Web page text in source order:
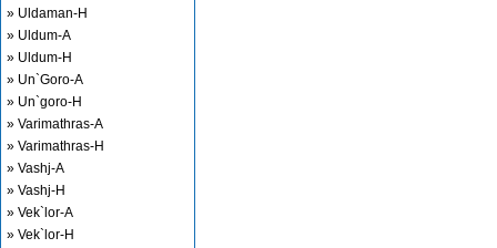
» Uldaman-H
» Uldum-A
» Uldum-H
» Un`Goro-A
» Un`goro-H
» Varimathras-A
» Varimathras-H
» Vashj-A
» Vashj-H
» Vek`lor-A
» Vek`lor-H